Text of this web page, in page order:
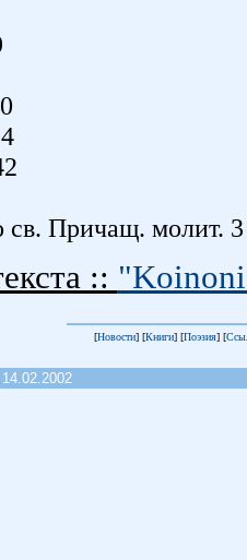
св. Причащ. молит.
::
[Новости] [Книги] [Поэзия] [